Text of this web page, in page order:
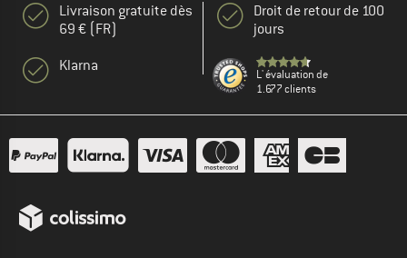
Livraison gratuite dès
69 € (FR)
Klarna
Droit de retour de 100
jours
L' évaluation de
1.677 clients